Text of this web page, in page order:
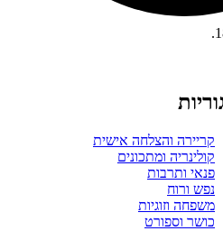
קריירה והצלחה אישית
קולינריה ומתכונים
פנאי ותרבות
נפש ורוח
משפחה וזוגיות
כושר וספורט